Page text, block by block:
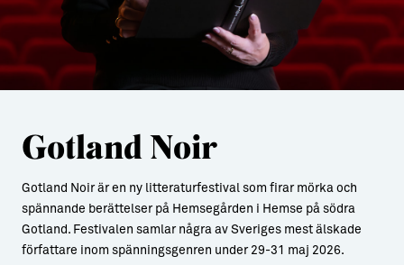
Gotland Noir
Gotland Noir är en ny litteraturfestival som firar mörka och
spännande berättelser på Hemsegården i Hemse på södra
Gotland. Festivalen samlar några av Sveriges mest älskade
författare inom spänningsgenren under 29-31 maj 2026.